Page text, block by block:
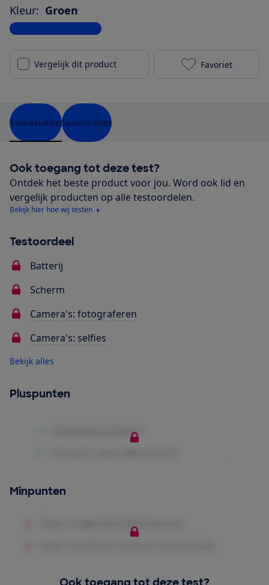
Kleur: Groen
Bekijk alle specificaties
Vergelijk dit product Wiko Power
Favoriet
TestresultaatSpecificaties
Ook toegang tot deze test?
Ontdek het beste product voor jou. Word ook lid en
vergelijk producten op alle testoordelen.
Bekijk hier hoe wij testen
Testoordeel
Batterij
Scherm
Camera's: fotograferen
Camera's: selfies
Bekijk alles
Pluspunten
Minpunten